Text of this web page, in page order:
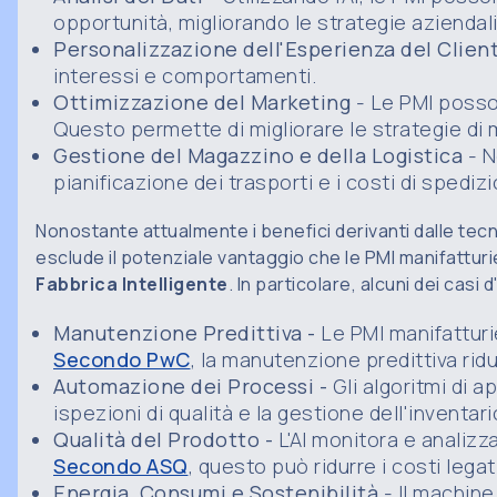
opportunità, migliorando le strategie
Personalizzazione dell'Esperienza del
interessi e comportamenti.
Ottimizzazione del Marketing - Le PMI
Questo permette di migliorare le strategie di
Gestione del Magazzino e della Logistica -
pianificazione dei trasporti e i costi di
Nonostante attualmente i benefici derivanti dalle
esclude il potenziale vantaggio che le PMI
Fabbrica Intelligente. In particolare, alcuni dei casi
Manutenzione Predittiva - Le PMI
Secondo PwC, la manutenzione predittiva
Automazione dei Processi - Gli algoritmi di
ispezioni di qualità e la gestione
Qualità del Prodotto - L'AI monitora e
Secondo ASQ, questo può ridurre i costi